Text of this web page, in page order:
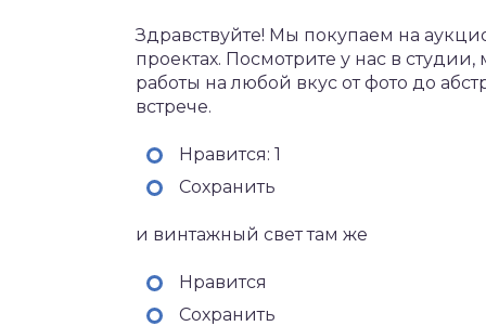
Здравствуйте! Мы покупаем на
проектах. Посмотрите у нас в
работы на любой вкус от фото до
встрече.
Нравится: 1
Сохранить
и винтажный свет там же
Нравится
Сохранить